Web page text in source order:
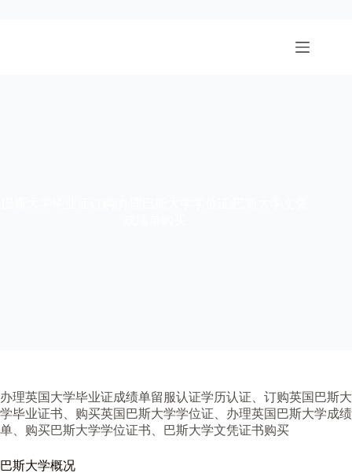
办理英国大学毕业证成绩单留服认证学历认证、订购英国巴斯大
学毕业证书、购买英国巴斯大学学位证、办理英国巴斯大学成绩
单、购买巴斯大学学位证书、巴斯大学文凭证书购买
巴斯大学概况